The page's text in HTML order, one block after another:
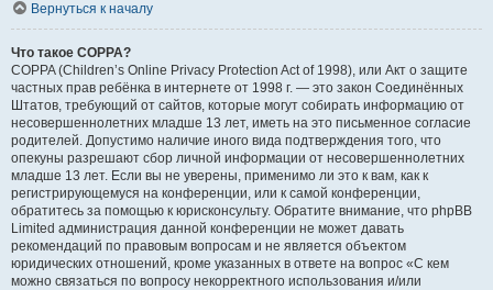
Вернуться к началу
Что такое COPPA?
COPPA (Children’s Online Privacy Protection Act of 1998), или Акт о защите
частных прав ребёнка в интернете от 1998 г. — это закон Соединённых
Штатов, требующий от сайтов, которые могут собирать информацию от
несовершеннолетних младше 13 лет, иметь на это письменное согласие
родителей. Допустимо наличие иного вида подтверждения того, что
опекуны разрешают сбор личной информации от несовершеннолетних
младше 13 лет. Если вы не уверены, применимо ли это к вам, как к
регистрирующемуся на конференции, или к самой конференции,
обратитесь за помощью к юрисконсульту. Обратите внимание, что phpBB
Limited администрация данной конференции не может давать
рекомендаций по правовым вопросам и не является объектом
юридических отношений, кроме указанных в ответе на вопрос «С кем
можно связаться по вопросу некорректного использования и/или